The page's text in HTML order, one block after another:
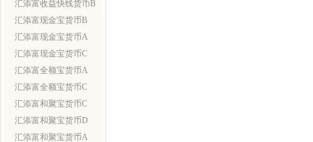
汇添富收益快线货币B
汇添富现金宝货币B
汇添富现金宝货币A
汇添富现金宝货币C
汇添富全额宝货币A
汇添富全额宝货币C
汇添富和聚宝货币C
汇添富和聚宝货币D
汇添富和聚宝货币A